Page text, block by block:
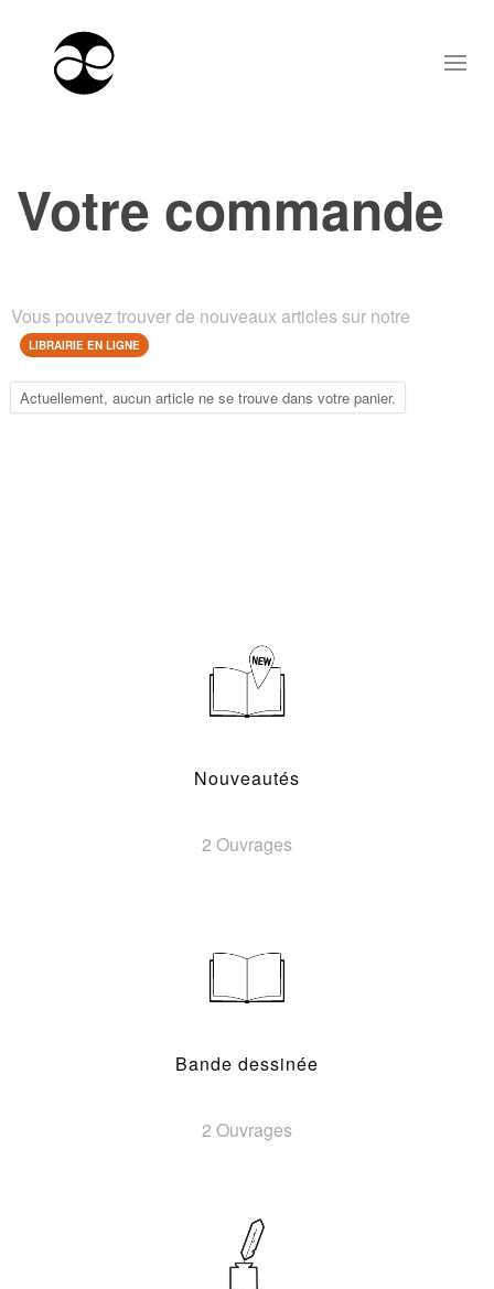
Votre commande
Vous pouvez trouver de nouveaux articles sur notre
LIBRAIRIE EN LIGNE
Actuellement, aucun article ne se trouve dans votre panier.
Nouveautés
2 Ouvrages
Bande dessinée
2 Ouvrages